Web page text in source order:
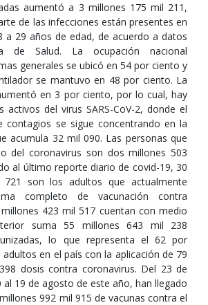
aumentó a 3 millones 175 mil 211,
de las infecciones están presentes en
a 29 años de edad, de acuerdo a datos
de Salud. La ocupación nacional
generales se ubicó en 54 por ciento y
se mantuvo en 48 por ciento. La
en 3 por ciento, por lo cual, hay
activos del virus SARS-CoV-2, donde el
contagios se sigue concentrando en la
acumula 32 mil 090. Las personas que
del coronavirus son dos millones 503
al último reporte diario de covid-19, 30
son los adultos que actualmente
completo de vacunación contra
423 mil 517 cuentan con medio
suma 55 millones 643 mil 238
lo que representa el 62 por
en el país con la aplicación de 79
dosis contra coronavirus. Del 23 de
al 19 de agosto de este año, han llegado
992 mil 915 de vacunas contra el